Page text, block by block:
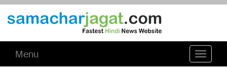
Toggle
Menu